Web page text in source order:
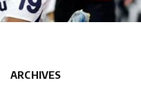
ARCHIVES